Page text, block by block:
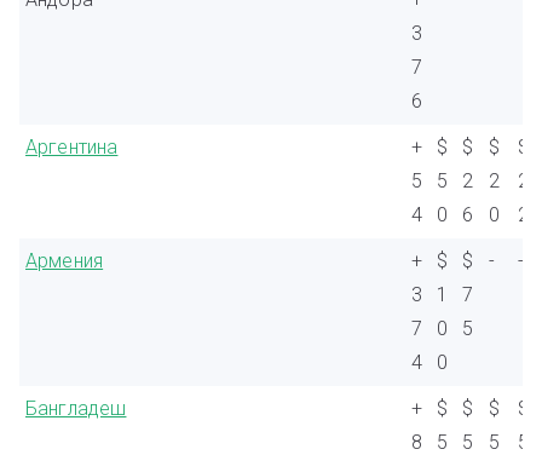
3
7
6
Аргентина
+
5
4
$
5
0
$
2
6
$
2
0
$
2
2
Армения
+
3
7
4
$
1
0
0
$
7
5
- -
Бангладеш
+
8
$
5
$
5
$
5
$
5